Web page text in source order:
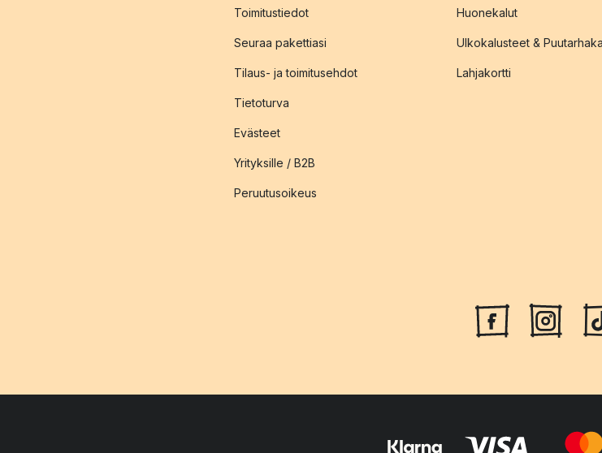
Toimitustiedot
Seuraa pakettiasi
Tilaus- ja toimitusehdot
Tietoturva
Evästeet
Yrityksille / B2B
Peruutusoikeus
Huonekalut
Ulkokalusteet &
Lahjakortti